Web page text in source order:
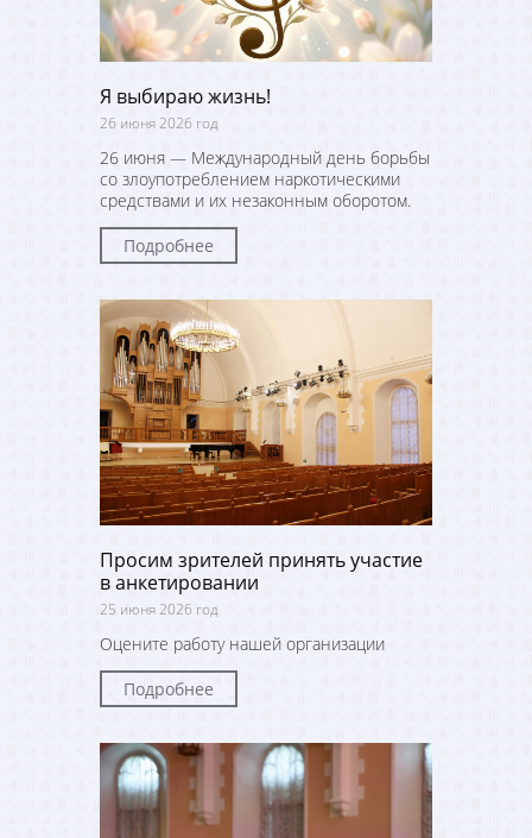
Я выбираю жизнь!
26 июня 2026 год
26 июня — Международный день борьбы
со злоупотреблением наркотическими
средствами и их незаконным оборотом.
Подробнее
Просим зрителей принять участие
в анкетировании
25 июня 2026 год
Оцените работу нашей организации
Подробнее